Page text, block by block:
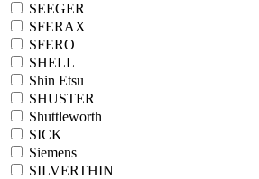
SEEGER
SFERAX
SFERO
SHELL
Shin Etsu
SHUSTER
Shuttleworth
SICK
Siemens
SILVERTHIN